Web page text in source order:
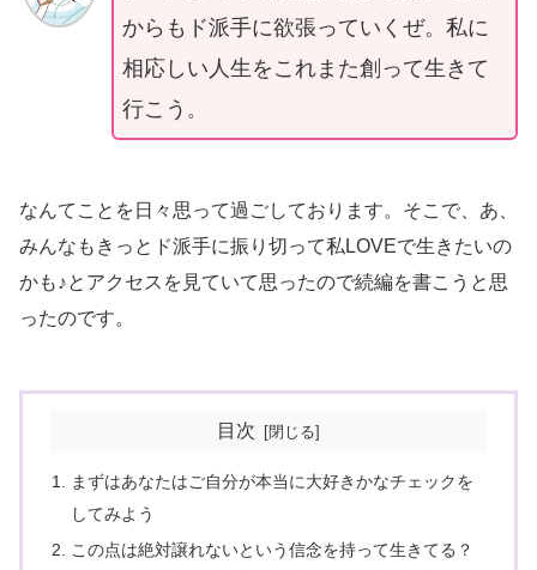
からもド派手に欲張っていくぜ。 私に
相応しい人生をこれまた創って生きて
行こう 。
なんてことを日々思って過ごしております。そこで、あ、
みんなもきっとド派手に振り切って私LOVEで生きたいの
かも♪とアクセスを見ていて思ったので続編を書こうと思
ったのです。
目次
まずはあなたはご自分が本当に大好きかなチェックを
してみよう
この点は絶対譲れないという信念を持って生きてる？